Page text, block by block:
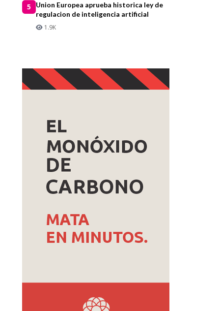
5
Union Europea aprueba historica ley de
regulacion de inteligencia artificial
1.9K